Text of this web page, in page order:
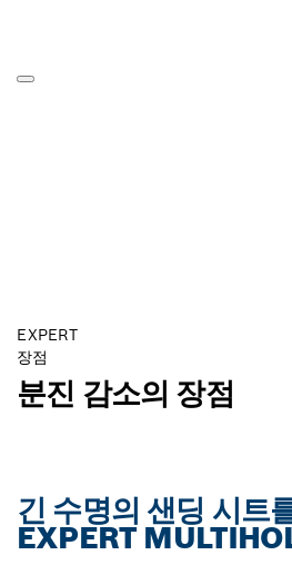
EXPERT
장점
분진 감소의 장점
긴 수명의 샌딩 시트
EXPERT